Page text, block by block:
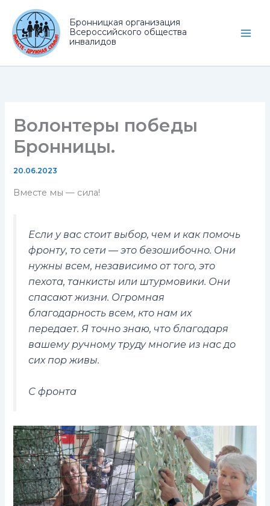
Перейти
содержимому
Бронницкая организация
Всероссийского общества
инвалидов
Волонтеры победы
Бронницы.
20.06.2023
Вместе мы — сила!
Если у вас стоит выбор, чем и как помочь
фронту, то сети — это безошибочно. Они
нужны всем, независимо от того, это
пехота, танкисты или штурмовики. Они
спасают жизни. Огромная
благодарность всем, кто нам их
передает. Я точно знаю, что благодаря
вашему ручному труду многие из нас до
сих пор живы.
С фронта